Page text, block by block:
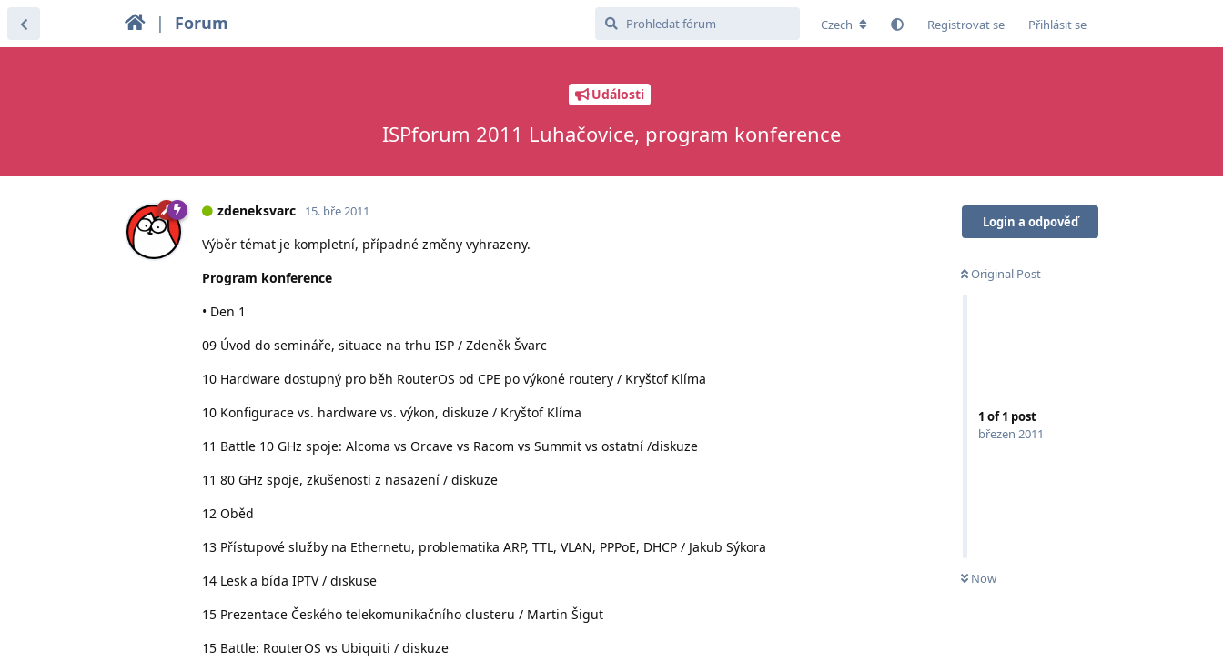
| Forum Czech Registrovat se Přihlásit se
Události
ISPforum 2011 Luhačovice, program konference
Login a odpověď
Original Post
1 of1 post
březen 2011
Now
zdeneksvarc 15. bře 2011
Výběr témat je kompletní, případné změny vyhrazeny.
Program konference
• Den 1
09 Úvod do semináře, situace na trhu ISP / Zdeněk Švarc
10 Hardware dostupný pro běh RouterOS od CPE po výkoné routery / Kryštof Klíma
10 Konfigurace vs. hardware vs. výkon, diskuze / Kryštof Klíma
11 Battle 10 GHz spoje: Alcoma vs Orcave vs Racom vs Summit vs ostatní /diskuze
11 80 GHz spoje, zkušenosti z nasazení / diskuze
12 Oběd
13 Přístupové služby na Ethernetu, problematika ARP, TTL, VLAN, PPPoE, DHCP / Jakub Sýkora
14 Lesk a bída IPTV / diskuse
15 Prezentace Českého telekomunikačního clusteru / Martin Šigut
15 Battle: RouterOS vs Ubiquiti / diskuze